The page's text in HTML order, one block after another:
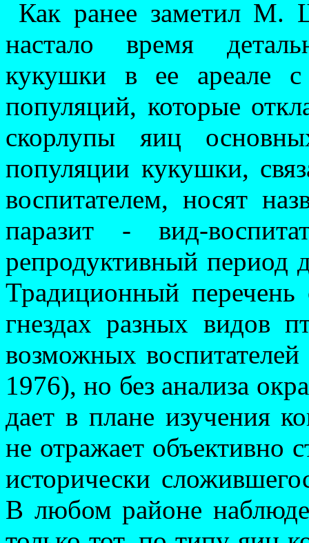
Как ранее заметил М.
настало время
кукушки в ее ареале с
популяций, которые
скорлупы яиц
популяции ку­кушки,
воспи­тателем, носят
паразит - вид-
репродуктивный период
Традиционный
гнездах разных видов
возможных
1976), но без анализа
дает в плане изучения
не отражает объективно
исторически
В любом ра­йоне